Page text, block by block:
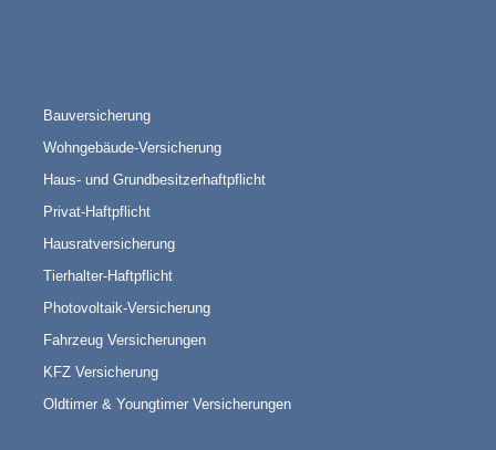
Bauversicherung
Wohngebäude-Versicherung
Haus- und Grundbesitzerhaftpflicht
Privat-Haftpflicht
Hausratversicherung
Tierhalter-Haftpflicht
Photovoltaik-Versicherung
Fahrzeug Versicherungen
KFZ Versicherung
Oldtimer & Youngtimer Versicherungen